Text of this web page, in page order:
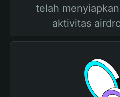
telah
aktivitas